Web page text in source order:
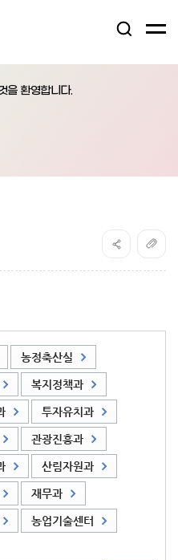
검
어
을 환영합니다.
농정축산실
복지정책과
투자유치과
관광진흥과
산림자원과
재무과
농업기술센터